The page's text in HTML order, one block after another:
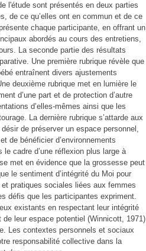
l'étude sont présentés en deux parties
de ce qu’elles ont en commun et de ce
chaque participante, en offrant un
abordés au cours des entretiens,
La seconde partie des résultats
Une première rubrique révèle que
entraînent divers ajustements
deuxième rubrique met en lumière le
d’une part et de protection d’autre
d’elles-mêmes ainsi que les
La dernière rubrique s’attarde aux
de préserver un espace personnel,
de bénéficier d’environnements
cadre d’une réflexion plus large à
met en évidence que la grossesse peut
le sentiment d’intégrité du Moi pour
pratiques sociales liées aux femmes
défis que les participantes expriment.
existants en respectant leur intégrité
leur espace potentiel (Winnicott, 1971)
Les contextes personnels et sociaux
responsabilité collective dans la